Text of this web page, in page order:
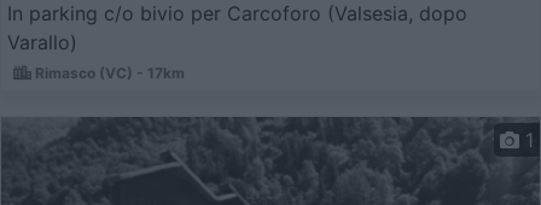
In parking c/o bivio per Carcoforo (Valsesia, dopo
Varallo)
Rimasco (VC) - 17km
1